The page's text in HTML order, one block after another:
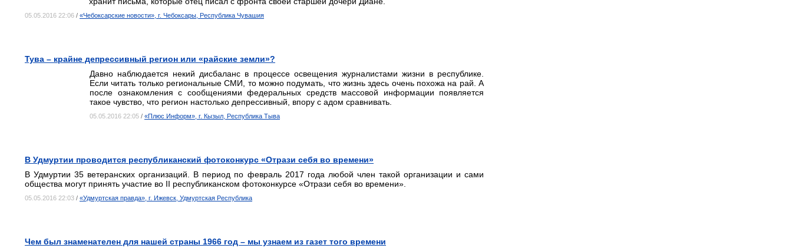
05.05.2016 22:06 / «Чебоксарские новости», г. Чебоксары, Республика Чувашия
Тува – крайне депрессивный регион или «райские земли»?
Давно наблюдается некий дисбаланс в процессе освещения журналистами жизни в республике.
Если читать только региональные СМИ, то можно подумать, что жизнь здесь очень похожа на рай. А
после ознакомления с сообщениями федеральных средств массовой информации появляется
такое чувство, что регион настолько депрессивный, впору с адом сравнивать.
05.05.2016 22:05 / «Плюс Информ», г. Кызыл, Республика Тыва
В Удмуртии проводится республиканский фотоконкурс «Отрази себя во времени»
В Удмуртии 35 ветеранских организаций. В период по февраль 2017 года любой член такой организации и сами
общества могут принять участие во II республиканском фотоконкурсе «Отрази себя во времени».
05.05.2016 22:03 / «Удмуртская правда», г. Ижевск, Удмуртская Республика
Чем был знаменателен для нашей страны 1966 год – мы узнаем из газет того времени